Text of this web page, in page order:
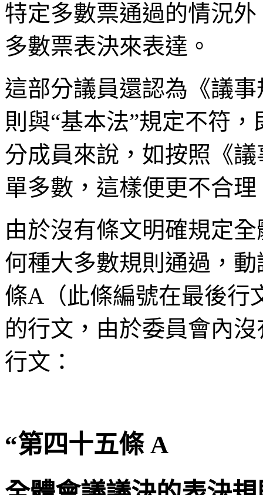
特定多數票通過的情況
多數票表決來表達。
這部分議員還認為《議
則與“基本法”規定不符
分成員來說，如按照《
單多數，這樣便更不合理
由於沒有條文明確規定
何種大多數規則通過，
條A（此條編號在最後行
的行文，由於委員會內
行文：
“第四十五條 A